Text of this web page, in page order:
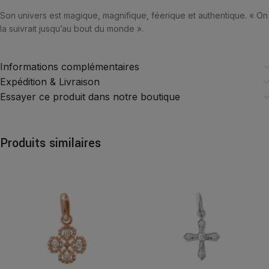
Son univers est magique, magnifique, féerique et authentique. « On
la suivrait jusqu’au bout du monde ».
Informations complémentaires
Expédition & Livraison
Essayer ce produit dans notre boutique
Produits similaires